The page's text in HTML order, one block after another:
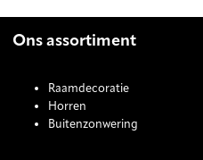
Ons assortiment
Raamdecoratie
Horren
Buitenzonwering